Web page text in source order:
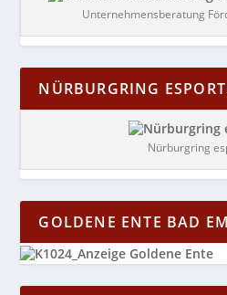
Unternehmensberatung
NÜRBURGRING
Nürburgring
GOLDENE ENTE BAD